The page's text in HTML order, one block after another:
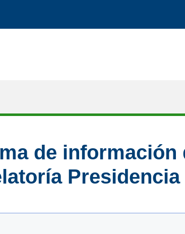
de información
Presidencia